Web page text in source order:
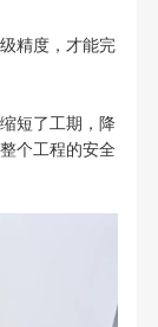
精度，才能完
短了工期，降
个工程的安全